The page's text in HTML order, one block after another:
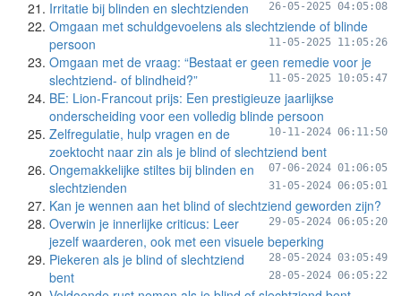
Irritatie bij blinden en slechtzienden 26-05-2025 04:05:08
Omgaan met schuldgevoelens als slechtziende of blinde
persoon
11-05-2025 11:05:26
Omgaan met de vraag: “Bestaat er geen remedie voor je
slechtziend- of blindheid?”
11-05-2025 10:05:47
BE: Lion-Francout prijs: Een prestigieuze jaarlijkse
onderscheiding voor een volledig blinde persoon
10-11-2024 06:11:50
Zelfregulatie, hulp vragen en de
zoektocht naar zin als je blind of slechtziend bent
07-06-2024 01:06:05
Ongemakkelijke stiltes bij blinden en
slechtzienden
31-05-2024 06:05:01
Kan je wennen aan het blind of slechtziend geworden zijn?
29-05-2024 06:05:20
Overwin je innerlijke criticus: Leer
jezelf waarderen, ook met een visuele beperking
28-05-2024 03:05:49
Piekeren als je blind of slechtziend
bent
28-05-2024 06:05:22